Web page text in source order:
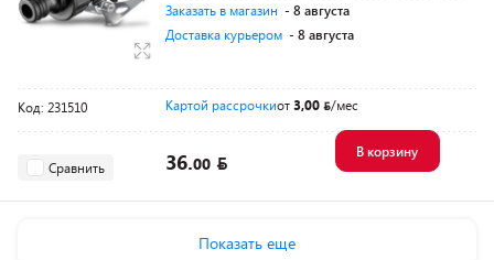
Заказать в магазин - 8 августа
Доставка курьером - 8 августа
Код: 231510 Картой рассрочкиот3,00 /мес
Сравнить 36.00
В корзину
Показать еще